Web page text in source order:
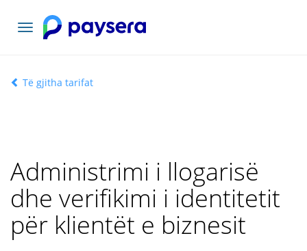
Lundrimi
toggle
Të gjitha tarifat
Administrimi i llogarisë
dhe verifikimi i identitetit
për klientët e biznesit